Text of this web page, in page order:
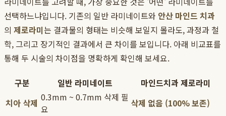
선택하느냐입니다. 기존의 일반 라미네이트와 안산 마인드 치과
의 제로라미는 결과물의 형태는 비슷해 보일지 몰라도, 과정과 철
학, 그리고 장기적인 결과에서 큰 차이를 보입니다. 아래 비교표를
통해 두 시술의 차이점을 명확하게 확인해 보세요.
구분 일반 라미네이트
마인드치과 제로라미
치아 삭제 0.3mm ~ 0.7mm 삭제 필
요
삭제 없음 (100% 보존)